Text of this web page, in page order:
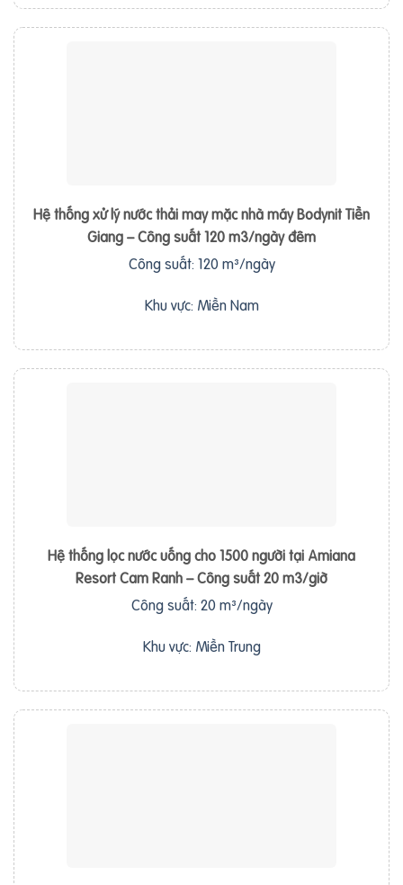
Hệ thống xử lý nước thải may mặc nhà máy Bodynit Tiền
Giang – Công suất 120 m3/ngày đêm
Công suất: 120 m³/ngày
Khu vực: Miền Nam
Hệ thống lọc nước uống cho 1500 người tại Amiana
Resort Cam Ranh – Công suất 20 m3/giờ
Công suất: 20 m³/ngày
Khu vực: Miền Trung